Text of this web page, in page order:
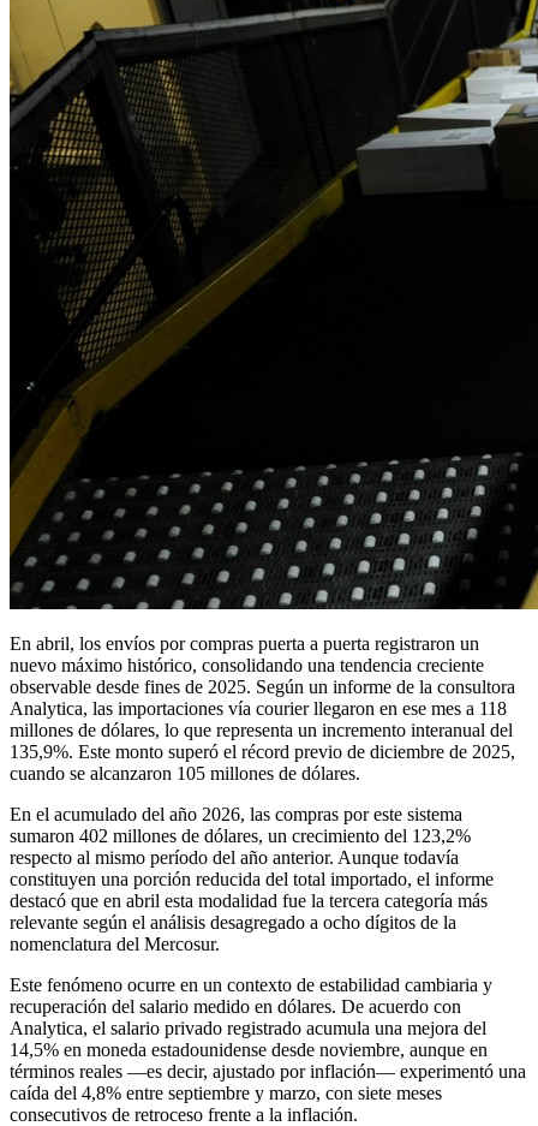
En abril, los envíos por compras puerta a puerta registraron un
nuevo máximo histórico, consolidando una tendencia creciente
observable desde fines de 2025. Según un informe de la consultora
Analytica, las importaciones vía courier llegaron en ese mes a 118
millones de dólares, lo que representa un incremento interanual del
135,9%. Este monto superó el récord previo de diciembre de 2025,
cuando se alcanzaron 105 millones de dólares.
En el acumulado del año 2026, las compras por este sistema
sumaron 402 millones de dólares, un crecimiento del 123,2%
respecto al mismo período del año anterior. Aunque todavía
constituyen una porción reducida del total importado, el informe
destacó que en abril esta modalidad fue la tercera categoría más
relevante según el análisis desagregado a ocho dígitos de la
nomenclatura del Mercosur.
Este fenómeno ocurre en un contexto de estabilidad cambiaria y
recuperación del salario medido en dólares. De acuerdo con
Analytica, el salario privado registrado acumula una mejora del
14,5% en moneda estadounidense desde noviembre, aunque en
términos reales —es decir, ajustado por inflación— experimentó una
caída del 4,8% entre septiembre y marzo, con siete meses
consecutivos de retroceso frente a la inflación.